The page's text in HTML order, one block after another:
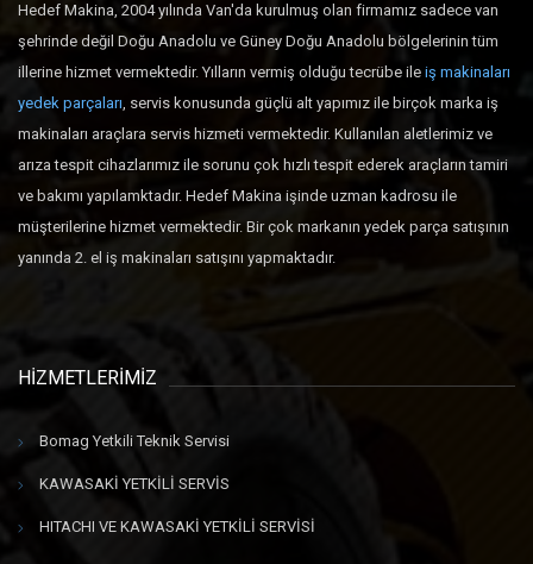
Hedef Makina, 2004 yılında Van'da kurulmuş olan firmamız sadece van
şehrinde değil Doğu Anadolu ve Güney Doğu Anadolu bölgelerinin tüm
illerine hizmet vermektedir. Yılların vermiş olduğu tecrübe ile iş makinaları
yedek parçaları, servis konusunda güçlü alt yapımız ile birçok marka iş
makinaları araçlara servis hizmeti vermektedir. Kullanılan aletlerimiz ve
arıza tespit cihazlarımız ile sorunu çok hızlı tespit ederek araçların tamiri
ve bakımı yapılamktadır. Hedef Makina işinde uzman kadrosu ile
müşterilerine hizmet vermektedir. Bir çok markanın yedek parça satışının
yanında 2. el iş makinaları satışını yapmaktadır.
HİZMETLERİMİZ
Bomag Yetkili Teknik Servisi
KAWASAKİ YETKİLİ SERVİS
HITACHI VE KAWASAKİ YETKİLİ SERVİSİ